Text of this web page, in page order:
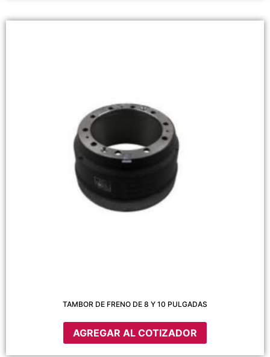
TAMBOR DE FRENO DE 8 Y 10 PULGADAS
AGREGAR AL COTIZADOR